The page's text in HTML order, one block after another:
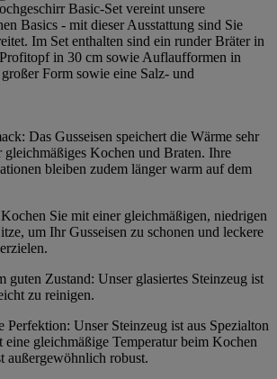
Basic-Set vereint unsere
Basics - mit dieser Ausstattung sind Sie
Im Set enthalten sind ein runder Bräter in
in 30 cm sowie Auflaufformen in
Form sowie eine Salz- und
Das Gusseisen speichert die Wärme sehr
gleichmäßiges Kochen und Braten. Ihre
bleiben zudem länger warm auf dem
Sie mit einer gleichmäßigen, niedrigen
um Ihr Gusseisen zu schonen und leckere
guten Zustand: Unser glasiertes Steinzeug ist
zu reinigen.
Perfektion: Unser Steinzeug ist aus Spezialton
eine gleichmäßige Temperatur beim Kochen
außergewöhnlich robust.